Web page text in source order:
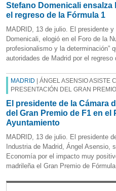
Stefano Domenicali ensalza
el regreso de la Fórmula 1
MADRID, 13 de julio. El presidente
Domenicali, elogió en el Foro de la
profesionalismo y la determinación”
autoridades de Madrid por el
MADRID | ÁNGEL ASENSIO ASISTE
PRESENTACIÓN DEL GRAN
El presidente de la Cámara
del Gran Premio de F1 en el
Ayuntamiento
MADRID, 13 de julio. El presidente
Industria de Madrid, Ángel Asensio,
Economía por el impacto muy
madrileña el Gran Premio de